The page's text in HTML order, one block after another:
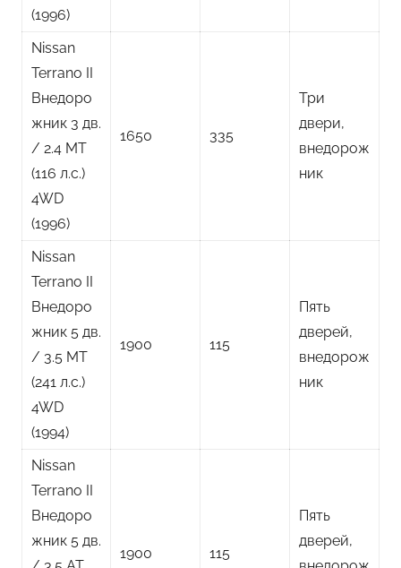
(1996)
Nissan
Terrano II
Внедоро
жник 3 дв.
/ 2.4 MT
(116 л.с.)
4WD
(1996)
1650 335
Три
двери,
внедорож
ник
Nissan
Terrano II
Внедоро
жник 5 дв.
/ 3.5 MT
(241 л.с.)
4WD
(1994)
1900 115
Пять
дверей,
внедорож
ник
Nissan
Terrano II
Внедоро
жник 5 дв.
1900 115
Пять
дверей,